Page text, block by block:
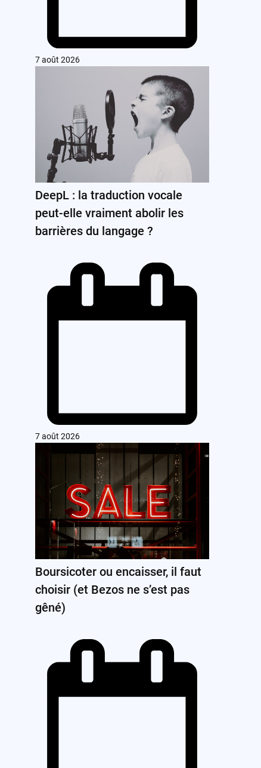
7 août 2026
DeepL : la traduction vocale
peut-elle vraiment abolir les
barrières du langage ?
7 août 2026
Boursicoter ou encaisser, il faut
choisir (et Bezos ne s’est pas
gêné)